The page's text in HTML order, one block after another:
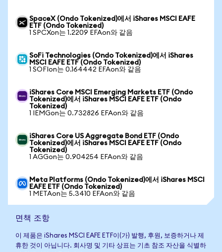
SpaceX (Ondo Tokenized)에서 iShares MSCI EAFE
ETF (Ondo Tokenized)
1 SPCXon는 1.2209 EFAon와 같음
SoFi Technologies (Ondo Tokenized)에서 iShares
MSCI EAFE ETF (Ondo Tokenized)
1 SOFIon는 0.164442 EFAon와 같음
iShares Core MSCI Emerging Markets ETF (Ondo
Tokenized)에서 iShares MSCI EAFE ETF (Ondo
Tokenized)
1 IEMGon는 0.732826 EFAon와 같음
iShares Core US Aggregate Bond ETF (Ondo
Tokenized)에서 iShares MSCI EAFE ETF (Ondo
Tokenized)
1 AGGon는 0.904254 EFAon와 같음
Meta Platforms (Ondo Tokenized)에서 iShares MSCI
EAFE ETF (Ondo Tokenized)
1 METAon는 5.3410 EFAon와 같음
면책 조항
이 제품은 iShares MSCI EAFE ETF이(가) 발행, 후원, 보증하거나 제
휴한 것이 아닙니다. 회사명 및 기타 상표는 기초 참조 자산을 식별하